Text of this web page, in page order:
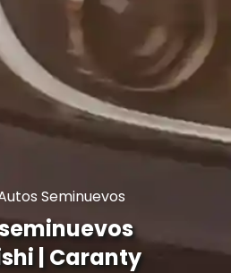
Seminuevos
| Caranty